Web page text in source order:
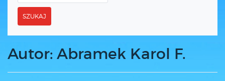
SZUKAJ
Autor: Abramek Karol F.